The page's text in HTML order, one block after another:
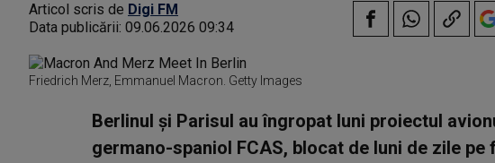
Articol scris de Digi FM
Data publicării: 09.06.2026 09:34
Friedrich Merz, Emmanuel Macron. Getty Images
Berlinul şi Parisul au îngropat luni proiectul
germano-spaniol FCAS, blocat de luni de zile